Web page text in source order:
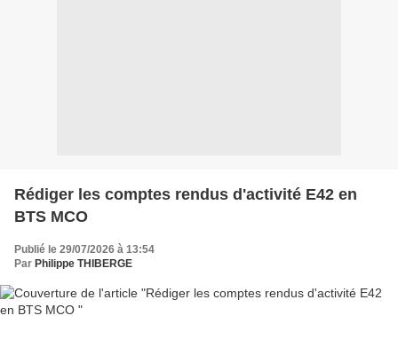
Rédiger les comptes rendus d'activité E42 en
BTS MCO
Publié le 29/07/2026 à 13:54
Par Philippe THIBERGE